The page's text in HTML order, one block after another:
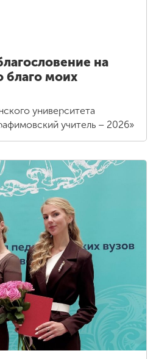
на
благо моих
университета
учитель – 2026»